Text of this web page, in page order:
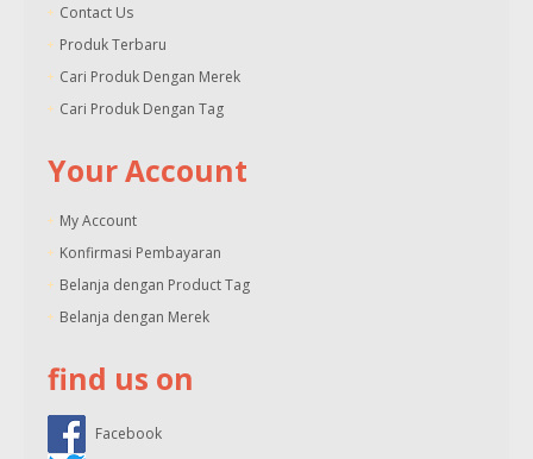
Contact Us
Produk Terbaru
Cari Produk Dengan Merek
Cari Produk Dengan Tag
Your Account
My Account
Konfirmasi Pembayaran
Belanja dengan Product Tag
Belanja dengan Merek
find us on
Facebook